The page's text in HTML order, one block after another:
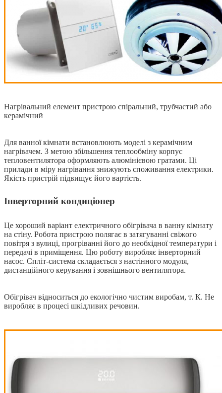
Нагрівальний елемент пристрою спіральний, трубчастий або
керамічний
Для ванної кімнати встановлюють моделі з керамічним
нагрівачем. З метою збільшення теплообміну корпус
тепловентилятора оформляють алюмінієвою гратами. Ці
прилади в міру нагрівання знижують споживання електрики.
Якість пристрій підвищує його вартість.
Інверторний кондиціонер
Це хороший варіант електричного обігрівача в ванну кімнату
на стіну. Робота пристрою полягає в затягуванні свіжого
повітря з вулиці, прогріванні його до необхідної температури і
передачі в приміщення. Цю роботу виробляє інверторний
насос. Спліт-система складається з настінного модуля,
дистанційного керування і зовнішнього вентилятора.
Обігрівач відноситься до екологічно чистим виробам, т. К. Не
виробляє в процесі шкідливих речовин.